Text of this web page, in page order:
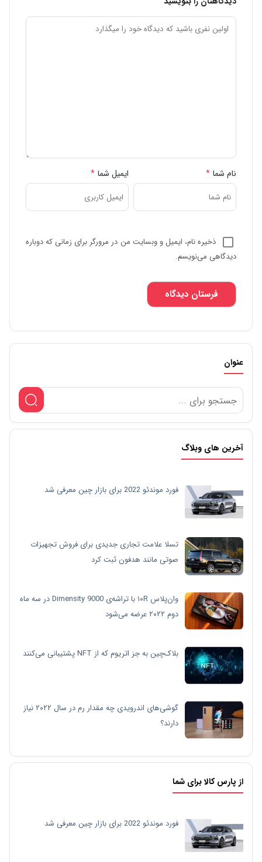
نام شما * ایمیل شما *
ذخیره نام، ایمیل و وبسایت من در مرورگر برای زمانی که دوباره
دیدگاهی می‌نویسم.
عنوان
آخرین های وبلاگ
فورد موندئو 2022 برای بازار چین معرفی شد
تسلا علامت تجاری جدیدی برای فروش تجهیزات
صوتی مانند هدفون ثبت کرد
وان‌پلاس ۱۰R با تراشه‌ی Dimensity 9000 در سه ماه
دوم ۲۰۲۲ عرضه می‌شود
بلاک‌چین به جز اتریوم که از NFT پشتیبانی می‌کنند
گوشی‌های اندرویدی چه مقدار رم در سال ۲۰۲۲ نیاز
دارند؟
از پارس کالا برای شما
فورد موندئو 2022 برای بازار چین معرفی شد